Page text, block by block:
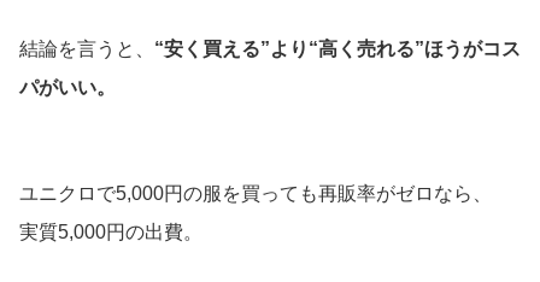
結論を言うと、 “安く買える”より“高く売れる”ほうがコス
パがいい。
ユニクロで5,000円の服を買っても再販率がゼロなら、
実質5,000円の出費。